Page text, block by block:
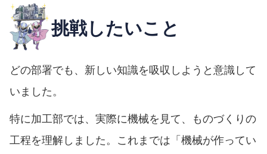
挑戦したいこと
どの部署でも、新しい知識を吸収しようと意識して
いました。
特に加工部では、実際に機械を見て、ものづくりの
工程を理解しました。これまでは「機械が作ってい